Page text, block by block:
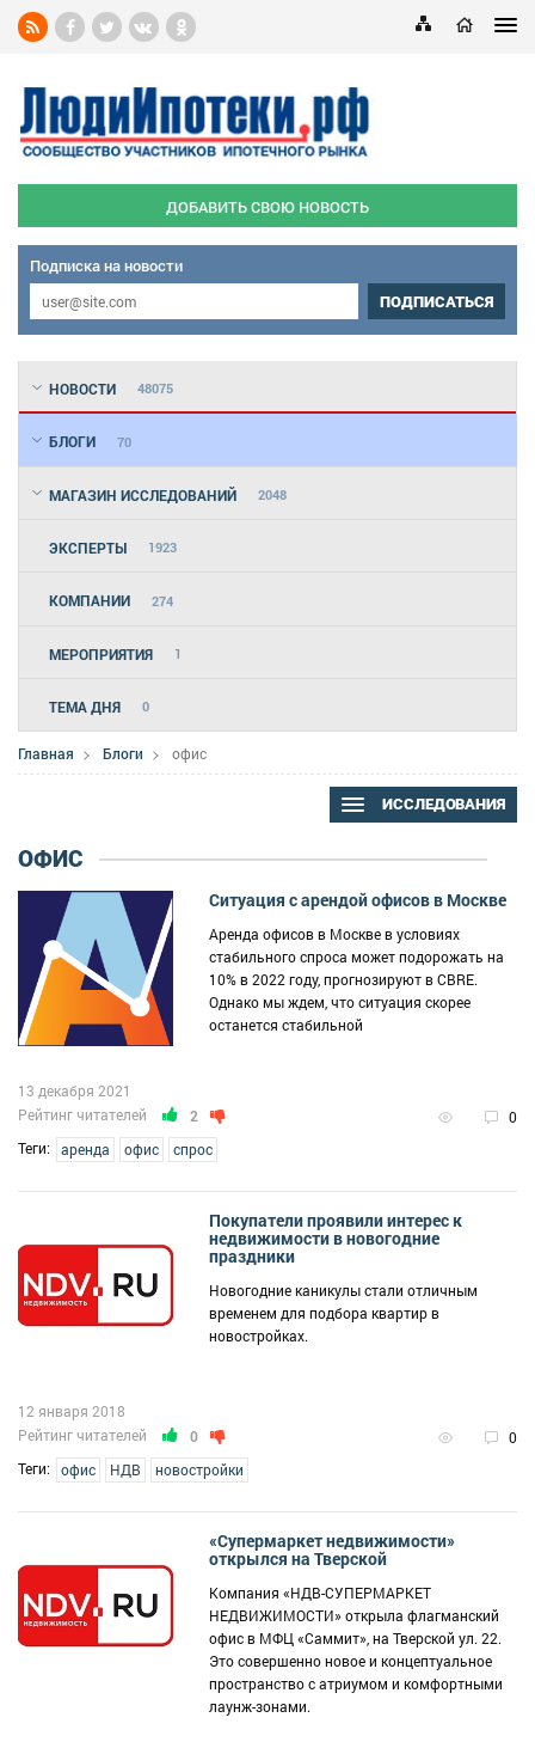
ДОБАВИТЬ СВОЮ НОВОСТЬ
Подписка на новости
ПОДПИСАТЬСЯ
НОВОСТИ 48075
БЛОГИ 70
МАГАЗИН ИССЛЕДОВАНИЙ 2048
ЭКСПЕРТЫ 1923
КОМПАНИИ 274
МЕРОПРИЯТИЯ 1
ТЕМА ДНЯ 0
Главная Блоги офис
ИССЛЕДОВАНИЯ
ОФИС
Ситуация с арендой офисов в Москве
Аренда офисов в Москве в условиях
стабильного спроса может подорожать на
10% в 2022 году, прогнозируют в CBRE.
Однако мы ждем, что ситуация скорее
останется стабильной
Рейтинг читателей 2 0
13 декабря 2021
Теги: аренда офис спрос
Покупатели проявили интерес к
недвижимости в новогодние
праздники
Новогодние каникулы стали отличным
временем для подбора квартир в
новостройках.
Рейтинг читателей 0 0
12 января 2018
Теги: офис НДВ новостройки
«Супермаркет недвижимости»
открылся на Тверской
Компания «НДВ-СУПЕРМАРКЕТ
НЕДВИЖИМОСТИ» открыла флагманский
офис в МФЦ «Саммит», на Тверской ул. 22.
Это совершенно новое и концептуальное
пространство с атриумом и комфортными
лаунж-зонами.